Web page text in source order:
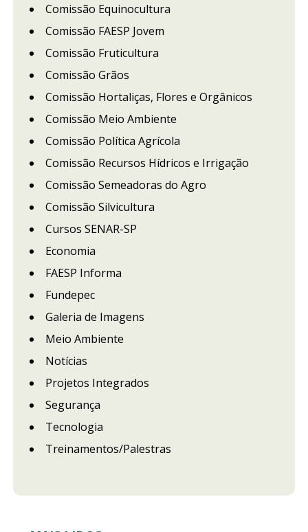
Comissão Equinocultura
Comissão FAESP Jovem
Comissão Fruticultura
Comissão Grãos
Comissão Hortaliças, Flores e Orgânicos
Comissão Meio Ambiente
Comissão Política Agrícola
Comissão Recursos Hídricos e Irrigação
Comissão Semeadoras do Agro
Comissão Silvicultura
Cursos SENAR-SP
Economia
FAESP Informa
Fundepec
Galeria de Imagens
Meio Ambiente
Notícias
Projetos Integrados
Segurança
Tecnologia
Treinamentos/Palestras